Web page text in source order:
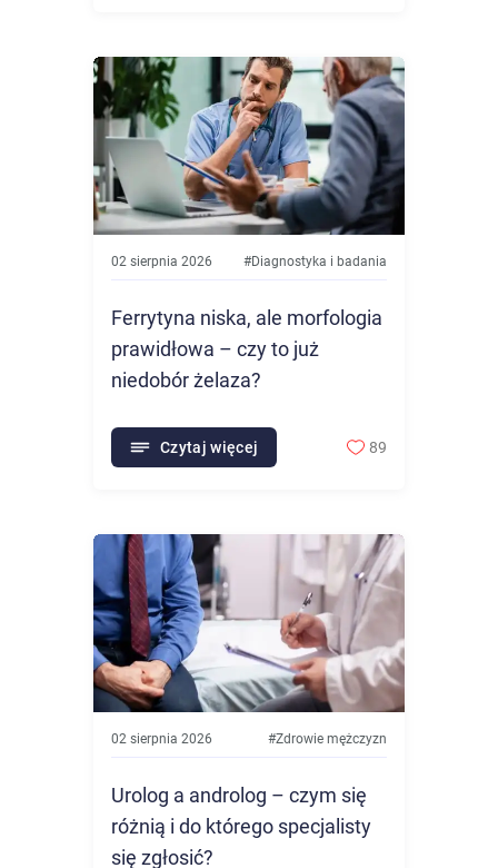
02 sierpnia 2026 #Diagnostyka i badania
Ferrytyna niska, ale morfologia
prawidłowa – czy to już
niedobór żelaza?
Czytaj więcej 89
02 sierpnia 2026 #Zdrowie mężczyzn
Urolog a androlog – czym się
różnią i do którego specjalisty
się zgłosić?